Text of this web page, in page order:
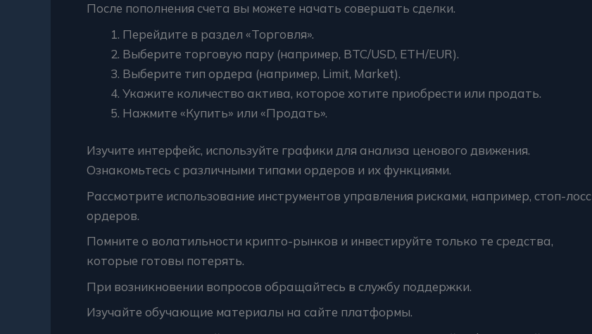
После пополнения счета вы можете начать совершать сделки.
Перейдите в раздел «Торговля».
Выберите торговую пару (например, BTC/USD, ETH/EUR).
Выберите тип ордера (например, Limit, Market).
Укажите количество актива, которое хотите приобрести или продать.
Нажмите «Купить» или «Продать».
Изучите интерфейс, используйте графики для анализа ценового движения.
Ознакомьтесь с различными типами ордеров и их функциями.
Рассмотрите использование инструментов управления рисками, например, стоп-лосс
ордеров.
Помните о волатильности крипто-рынков и инвестируйте только те средства,
которые готовы потерять.
При возникновении вопросов обращайтесь в службу поддержки.
Изучайте обучающие материалы на сайте платформы.